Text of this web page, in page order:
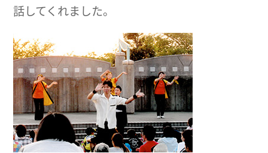
話してくれました。